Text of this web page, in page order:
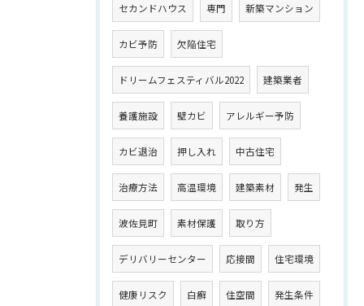
セカンドハウス 専門 新築マンション
カビ予防 欠陥住宅
ドリームフェスティバル2022 建築業者
養護施設 壁カビ アレルギー予防
カビ退治 押し入れ 中古住宅
治療方法 高温環境 建築素材 発生
波佐見町 素材保護 取り方
デリバリーセンター 応接間 住宅環境
健康リスク 白癬 住空間 発生条件